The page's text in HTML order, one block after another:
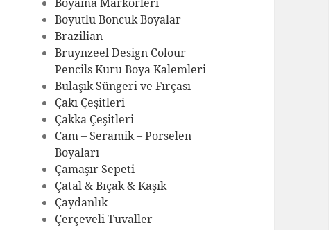
Boyutlu Boncuk Boyalar
Brazilian
Bruynzeel Design Colour
Pencils Kuru Boya Kalemleri
Bulaşık Süngeri ve Fırçası
Çakı Çeşitleri
Çakka Çeşitleri
Cam – Seramik – Porselen
Boyaları
Çamaşır Sepeti
Çatal & Bıçak & Kaşık
Çaydanlık
Çerçeveli Tuvaller